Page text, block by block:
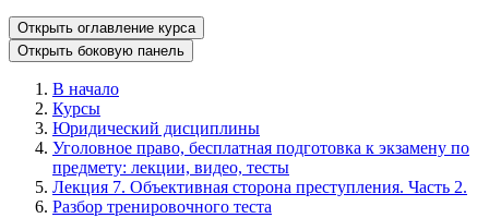
Открыть оглавление курса
Открыть боковую панель
В начало
Курсы
Юридический дисциплины
Уголовное право, бесплатная подготовка к экзамену по
предмету: лекции, видео, тесты
Лекция 7. Объективная сторона преступления. Часть 2.
Разбор тренировочного теста